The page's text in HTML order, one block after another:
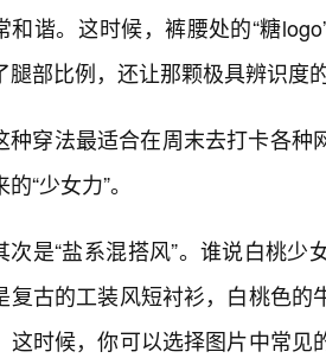
和谐。这时候，裤腰处的“糖
腿部比例，还让那颗极具辨识度
种穿法最适合在周末去打卡各种
“少女力”。
次是“盐系混搭风”。谁说白桃
复古的工装风短衬衫，白桃色
这时候，你可以选择图片中常